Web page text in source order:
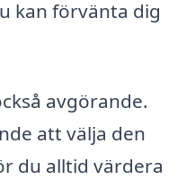
kan förvänta dig
avgörande.
att välja den
du alltid värdera